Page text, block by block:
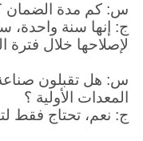
س: كم مدة الضمان
ج: إنها سنة واحدة،
لإصلاحها خلال فترة
س: هل تقبلون صناعة
المعدات الأولية ؟
ج: نعم، تحتاج فقط